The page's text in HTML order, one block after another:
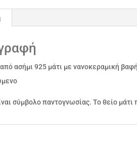
από ασήμι 925 μάτι με νανοκεραμική
σύμβολο παντογνωσίας. Το θείο